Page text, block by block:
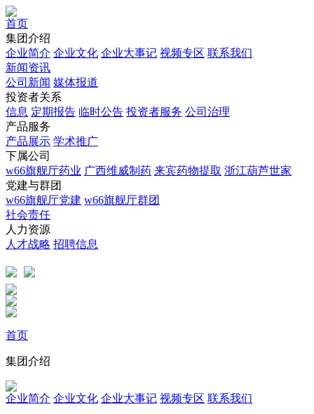
首页
集团介绍
企业简介 企业文化 企业⼤事记 视频专区 联系我们
新闻资讯
公司新闻 媒体报道
投资者关系
信息 定期报告 临时公告 投资者服务 公司治理
产品服务
产品展示 学术推广
下属公司
w66旗舰厅药业 广西维威制药 来宾药物提取 浙江葫芦世家
党建与群团
w66旗舰厅党建 w66旗舰厅群团
社会责任
人力资源
人才战略 招聘信息
首页
集团介绍
企业简介 企业文化 企业⼤事记 视频专区 联系我们